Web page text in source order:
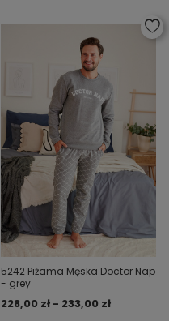
5242 Piżama Męska Doctor Nap
- grey
228,00 zł - 233,00 zł